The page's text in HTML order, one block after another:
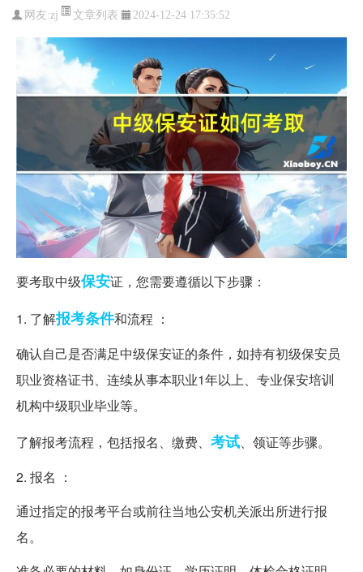
网友:zj 文章列表 2024-12-24 17:35:52
要考取中级保安证，您需要遵循以下步骤：
1. 了解报考条件和流程 ：
确认自己是否满足中级保安证的条件，如持有初级保安员
职业资格证书、连续从事本职业1年以上、专业保安培训
机构中级职业毕业等。
了解报考流程，包括报名、缴费、 考试、领证等步骤。
2. 报名 ：
通过指定的报考平台或前往当地公安机关派出所进行报
名。